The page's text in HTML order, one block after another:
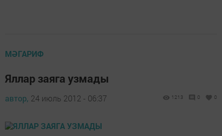
МӘГАРИФ
Яллар заяга узмады
автор, 24 июль 2012 - 06:37 1213 0 0